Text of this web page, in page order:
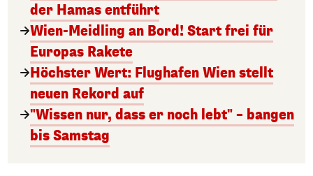
der Hamas entführt
Wien-Meidling an Bord! Start frei für
Europas Rakete
Höchster Wert: Flughafen Wien stellt
neuen Rekord auf
"Wissen nur, dass er noch lebt" – bangen
bis Samstag